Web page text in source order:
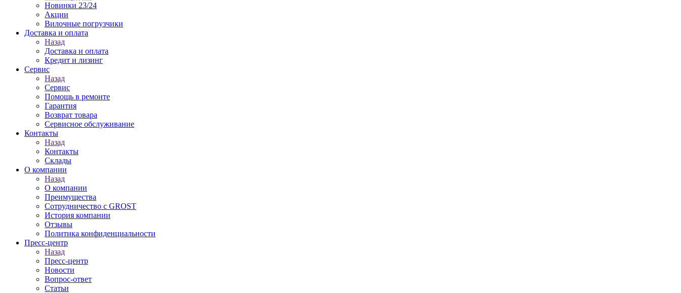
Новинки 23/24
Акции
Вилочные погрузчики
Доставка и оплата
Назад
Доставка и оплата
Кредит и лизинг
Сервис
Назад
Сервис
Помощь в ремонте
Гарантия
Возврат товара
Сервисное обслуживание
Контакты
Назад
Контакты
Склады
О компании
Назад
О компании
Преимущества
Сотрудничество с GROST
История компании
Отзывы
Политика конфиденциальности
Пресс-центр
Назад
Пресс-центр
Новости
Вопрос-ответ
Статьи